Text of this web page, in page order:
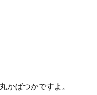
かばつかですよ。